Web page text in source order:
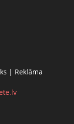
| Reklāma